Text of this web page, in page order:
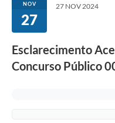
NOV
27
27 NOV 2024
Esclarecimento
Concurso Público